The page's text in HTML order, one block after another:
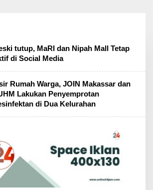
tutup, MaRI dan Nipah Mall Tetap
di Social Media
Rumah Warga, JOIN Makassar dan
Lakukan Penyemprotan
di Dua Kelurahan